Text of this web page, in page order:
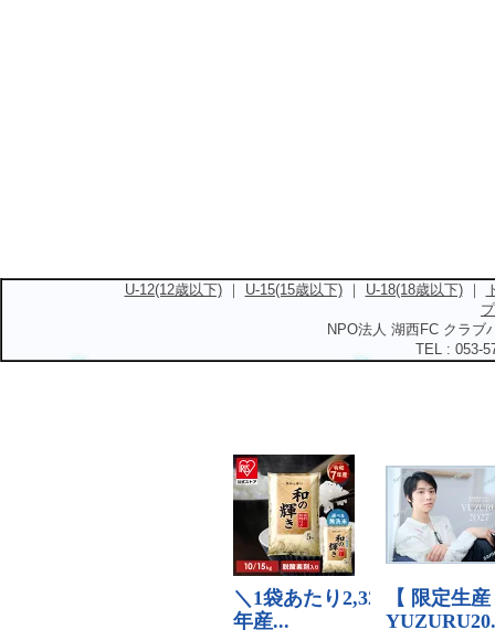
U-12(12歳以下)｜ U-15(15歳以下)｜ U-18(18歳以下)｜
NPO法人 湖西FC クラ
TEL : 053-